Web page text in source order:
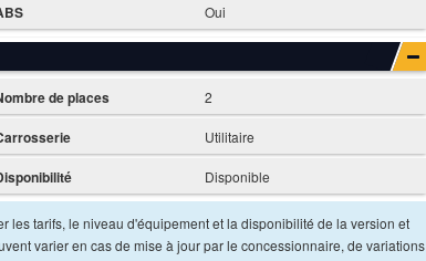
Oui
de places 2
Utilitaire
Disponible
les tarifs, le niveau d'équipement et la disponibilité de la version et
varier en cas de mise à jour par le concessionnaire, de variations